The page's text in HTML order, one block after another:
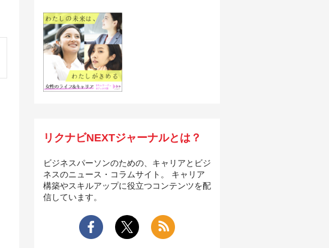
リクナビNEXTジャーナルとは？
ビジネスパーソンのための、キャリアとビジ
ネスのニュース・コラムサイト。 キャリア
構築やスキルアップに役立つコンテンツを配
信しています。